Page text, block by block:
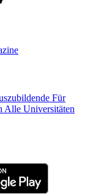
Für
Alle Universitäten